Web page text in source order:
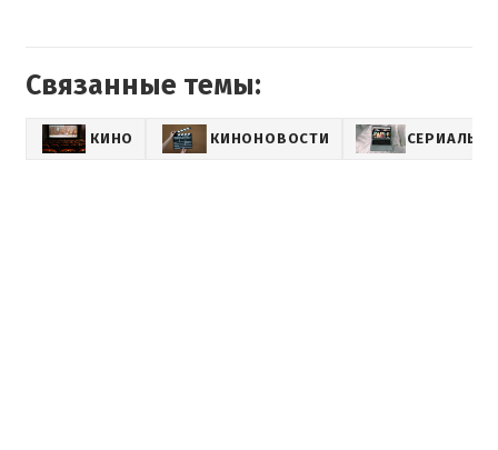
Связанные темы:
КИНО КИНОНОВОСТИ СЕРИАЛЫ